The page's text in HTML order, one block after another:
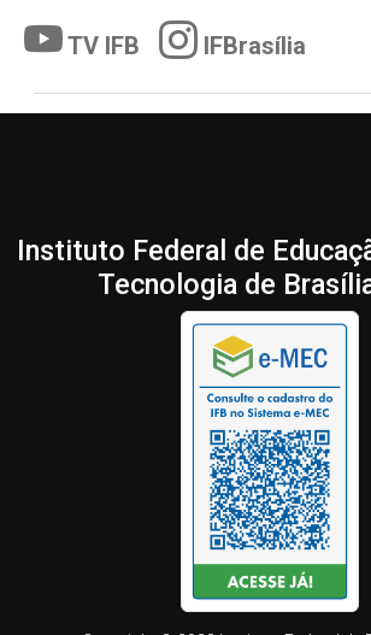
TV IFB IFBrasília
Instituto Federal de
Tecnologia de